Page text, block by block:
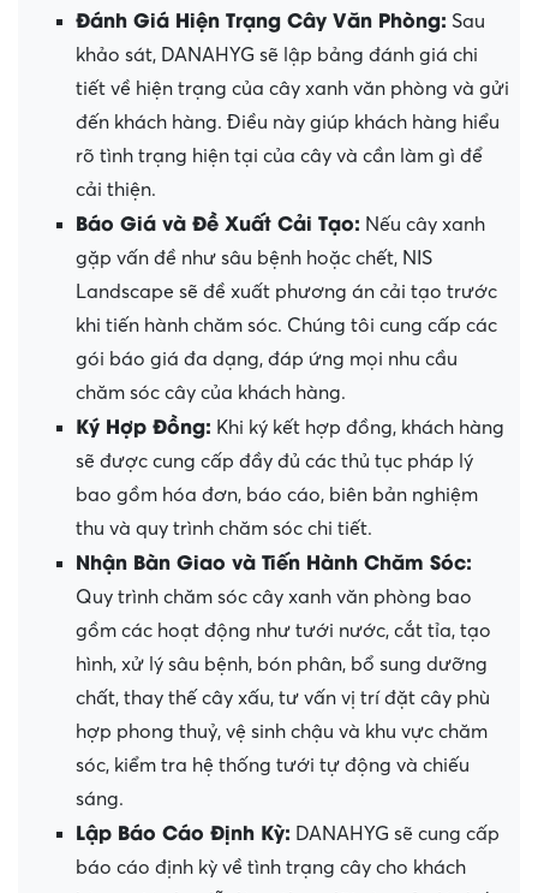
Đánh Giá Hiện Trạng Cây Văn Phòng: Sau
khảo sát, DANAHYG sẽ lập bảng đánh giá chi
tiết về hiện trạng của cây xanh văn phòng và gửi
đến khách hàng. Điều này giúp khách hàng hiểu
rõ tình trạng hiện tại của cây và cần làm gì để
cải thiện.
Báo Giá và Đề Xuất Cải Tạo: Nếu cây xanh
gặp vấn đề như sâu bệnh hoặc chết, NIS
Landscape sẽ đề xuất phương án cải tạo trước
khi tiến hành chăm sóc. Chúng tôi cung cấp các
gói báo giá đa dạng, đáp ứng mọi nhu cầu
chăm sóc cây của khách hàng.
Ký Hợp Đồng: Khi ký kết hợp đồng, khách hàng
sẽ được cung cấp đầy đủ các thủ tục pháp lý
bao gồm hóa đơn, báo cáo, biên bản nghiệm
thu và quy trình chăm sóc chi tiết.
Nhận Bàn Giao và Tiến Hành Chăm Sóc:
Quy trình chăm sóc cây xanh văn phòng bao
gồm các hoạt động như tưới nước, cắt tỉa, tạo
hình, xử lý sâu bệnh, bón phân, bổ sung dưỡng
chất, thay thế cây xấu, tư vấn vị trí đặt cây phù
hợp phong thuỷ, vệ sinh chậu và khu vực chăm
sóc, kiểm tra hệ thống tưới tự động và chiếu
sáng.
Lập Báo Cáo Định Kỳ: DANAHYG sẽ cung cấp
báo cáo định kỳ về tình trạng cây cho khách